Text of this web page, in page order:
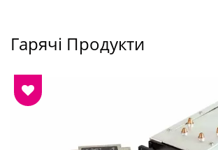
Гарячі Продукти